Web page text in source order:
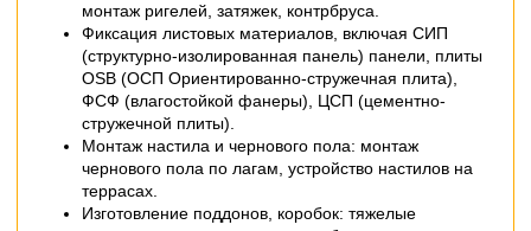
монтаж ригелей, затяжек, контрбруса.
Фиксация листовых материалов, включая СИП
(структурно-изолированная панель) панели, плиты
OSB (ОСП Ориентированно-стружечная плита),
ФСФ (влагостойкой фанеры), ЦСП (цементно-
стружечной плиты).
Монтаж настила и чернового пола: монтаж
чернового пола по лагам, устройство настилов на
террасах.
Изготовление поддонов, коробок: тяжелые